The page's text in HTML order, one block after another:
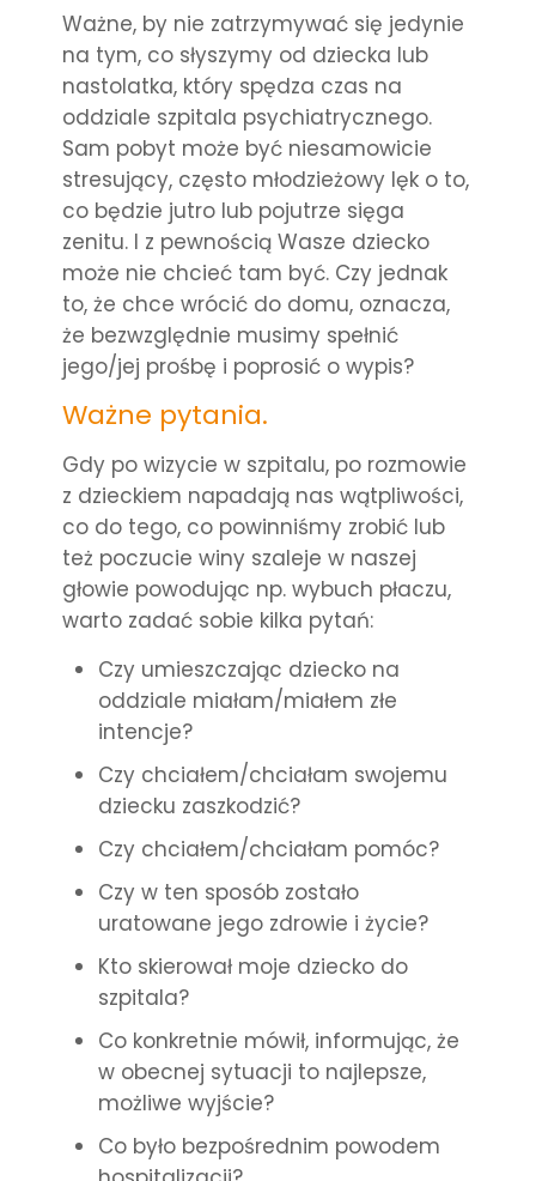
Ważne, by nie zatrzymywać się jedynie
na tym, co słyszymy od dziecka lub
nastolatka, który spędza czas na
oddziale szpitala psychiatrycznego.
Sam pobyt może być niesamowicie
stresujący, często młodzieżowy lęk o to,
co będzie jutro lub pojutrze sięga
zenitu. I z pewnością Wasze dziecko
może nie chcieć tam być. Czy jednak
to, że chce wrócić do domu, oznacza,
że bezwzględnie musimy spełnić
jego/jej prośbę i poprosić o wypis?
Ważne pytania.
Gdy po wizycie w szpitalu, po rozmowie
z dzieckiem napadają nas wątpliwości,
co do tego, co powinniśmy zrobić lub
też poczucie winy szaleje w naszej
głowie powodując np. wybuch płaczu,
warto zadać sobie kilka pytań:
Czy umieszczając dziecko na
oddziale miałam/miałem złe
intencje?
Czy chciałem/chciałam swojemu
dziecku zaszkodzić?
Czy chciałem/chciałam pomóc?
Czy w ten sposób zostało
uratowane jego zdrowie i życie?
Kto skierował moje dziecko do
szpitala?
Co konkretnie mówił, informując, że
w obecnej sytuacji to najlepsze,
możliwe wyjście?
Co było bezpośrednim powodem